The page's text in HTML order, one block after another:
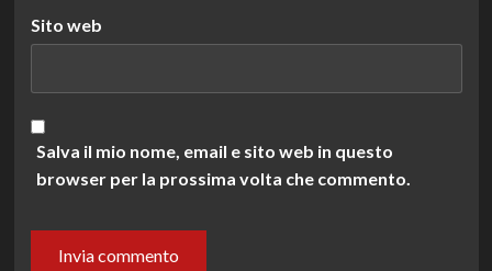
Sito web
Salva il mio nome, email e sito web in questo
browser per la prossima volta che commento.